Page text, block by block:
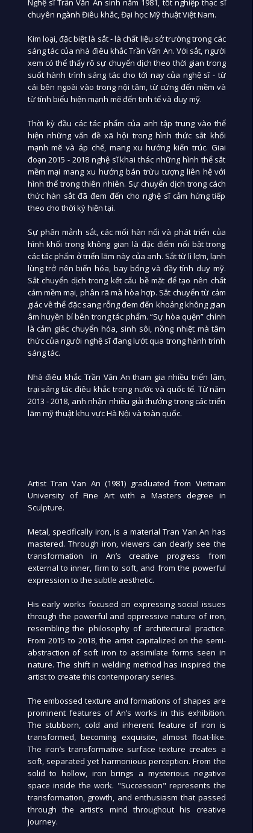
Nghệ sĩ Trần Văn An sinh năm 1981, tốt nghiệp thạc sĩ
chuyên ngành Điêu khắc, Đại học Mỹ thuật Việt Nam.
Kim loại, đặc biệt là sắt - là chất liệu sở trường trong các
sáng tác của nhà điêu khắc Trần Văn An. Với sắt, người
xem có thể thấy rõ sự chuyển dịch theo thời gian trong
suốt hành trình sáng tác cho tới nay của nghệ sĩ - từ
cái bên ngoài vào trong nội tâm, từ cứng đến mềm và
từ tính biểu hiện mạnh mẽ đến tinh tế và duy mỹ.
Thời kỳ đầu các tác phẩm của anh tập trung vào thể
hiện những vấn đề xã hội trong hình thức sắt khối
mạnh mẽ và áp chế, mang xu hướng kiến trúc. Giai
đoạn 2015 - 2018 nghệ sĩ khai thác những hình thể sắt
mềm mại mang xu hướng bán trừu tượng liên hệ với
hình thể trong thiên nhiên. Sự chuyển dịch trong cách
thức hàn sắt đã đem đến cho nghệ sĩ cảm hứng tiếp
theo cho thời kỳ hiện tại.
Sự phân mảnh sắt, các mối hàn nổi và phát triển của
hình khối trong không gian là đặc điểm nổi bật trong
các tác phẩm ở triển lãm này của anh. Sắt từ lì lợm, lạnh
lùng trở nên biến hóa, bay bổng và đầy tính duy mỹ.
Sắt chuyển dịch trong kết cấu bề mặt để tạo nên chất
cảm mềm mại, phân rã mà hòa hợp. Sắt chuyển từ cảm
giác về thể đặc sang rỗng đem đến khoảng không gian
âm huyền bí bên trong tác phẩm. “Sự hòa quện” chính
là cảm giác chuyển hóa, sinh sôi, nồng nhiệt mà tâm
thức của người nghệ sĩ đang lướt qua trong hành trình
sáng tác.
Nhà điêu khắc Trần Văn An tham gia nhiều triển lãm,
trại sáng tác điêu khắc trong nước và quốc tế. Từ năm
2013 - 2018, anh nhận nhiều giải thưởng trong các triển
lãm mỹ thuật khu vực Hà Nội và toàn quốc.
Artist Tran Van An (1981) graduated from Vietnam
University of Fine Art with a Masters degree in
Sculpture.
Metal, specifically iron, is a material Tran Van An has
mastered. Through iron, viewers can clearly see the
transformation in An’s creative progress from
external to inner, firm to soft, and from the powerful
expression to the subtle aesthetic.
His early works focused on expressing social issues
through the powerful and oppressive nature of iron,
resembling the philosophy of architectural practice.
From 2015 to 2018, the artist capitalized on the semi-
abstraction of soft iron to assimilate forms seen in
nature. The shift in welding method has inspired the
artist to create this contemporary series.
The embossed texture and formations of shapes are
prominent features of An’s works in this exhibition.
The stubborn, cold and inherent feature of iron is
transformed, becoming exquisite, almost float-like.
The iron’s transformative surface texture creates a
soft, separated yet harmonious perception. From the
solid to hollow, iron brings a mysterious negative
space inside the work. "Succession" represents the
transformation, growth, and enthusiasm that passed
through the artist’s mind throughout his creative
journey.